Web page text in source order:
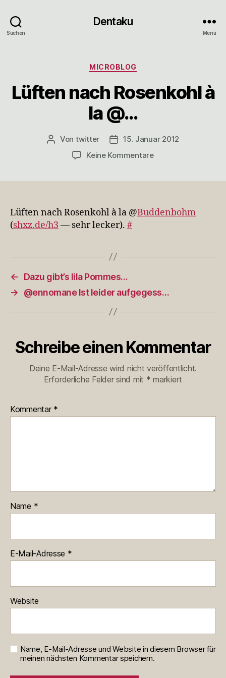
Suchen
Dentaku
Menü
Kategorien
MICROBLOG
Lüften nach Rosenkohl à
la @…
Beitragsautor
Von twitter Veröffentlichungsdatum
15. Januar 2012
Keine Kommentarezu
la
Lüften nach Rosenkohl à la @Buddenbohm
(shxz.de/h3 — sehr lecker). #
←
Dazu gibt’s lila Pommes…
→
@ennomane Ist leider aufgegess…
Schreibe einen Kommentar
Deine E-Mail-Adresse wird nicht veröffentlicht.
Erforderliche Felder sind mit * markiert
Kommentar *
Name *
E-Mail-Adresse *
Website
Name, E-Mail-Adresse und Website in diesem Browser für
meinen nächsten Kommentar speichern.